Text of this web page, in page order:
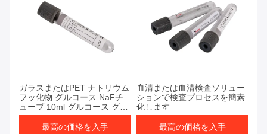
ガラスまたはPET ナトリウム
フッ化物 グルコース NaFチ
ューブ 10ml グルコース グレ
ートップ血液検査
最高の価格を入手
血清または血清検査ソリュー
ションで検査プロセスを簡素
化します
最高の価格を入手